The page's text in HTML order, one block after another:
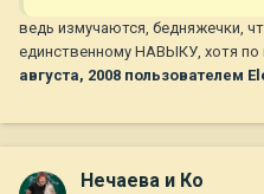
ведь измучаются, бедняжечки,
единственному НАВЫКУ, хотя по
августа, 2008 пользователем
Нечаева и Ко